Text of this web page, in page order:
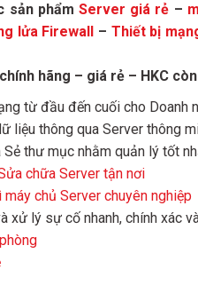
sản phẩmServer giá rẻ –
lửa Firewall – Thiết bị
hãng – giá rẻ – HKC
từ đầu đến cuối cho Doanh
liệu thông qua Server thông
thư mục nhằm quản lý tốt
chữa Server tận nơi
máy chủ Server chuyên nghiệp
xử lý sự cố nhanh, chính xác